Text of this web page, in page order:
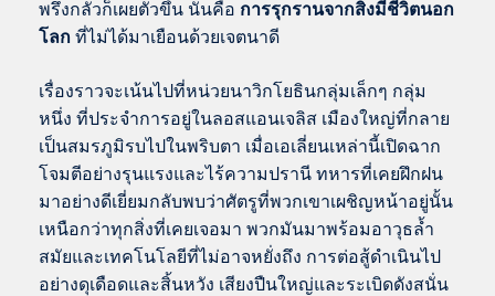
พรึงกลัวก็เผยตัวขึ้น นั่นคือ การรุกรานจากสิ่งมีชีวิตนอก
โลกที่ไม่ได้มาเยือนด้วยเจตนาดี
เรื่องราวจะเน้นไปที่หน่วยนาวิกโยธินกลุ่มเล็กๆ กลุ่ม
หนึ่ง ที่ประจำการอยู่ในลอสแอนเจลิส เมืองใหญ่ที่กลาย
เป็นสมรภูมิรบไปในพริบตา เมื่อเอเลี่ยนเหล่านี้เปิดฉาก
โจมตีอย่างรุนแรงและไร้ความปรานี ทหารที่เคยฝึกฝน
มาอย่างดีเยี่ยมกลับพบว่าศัตรูที่พวกเขาเผชิญหน้าอยู่นั้น
เหนือกว่าทุกสิ่งที่เคยเจอมา พวกมันมาพร้อมอาวุธล้ำ
สมัยและเทคโนโลยีที่ไม่อาจหยั่งถึง การต่อสู้ดำเนินไป
อย่างดุเดือดและสิ้นหวัง เสียงปืนใหญ่และระเบิดดังสนั่น